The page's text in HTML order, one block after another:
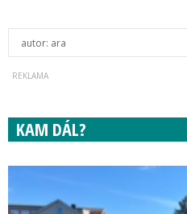
autor: ara
KAM DÁL?